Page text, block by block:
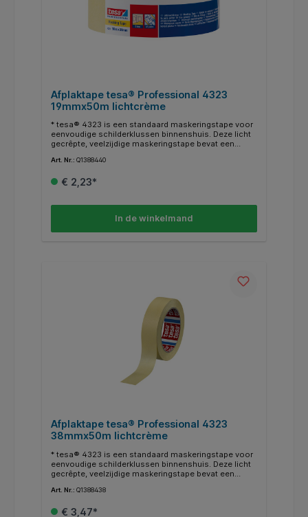
Afplaktape tesa® Professional 4323
19mmx50m lichtcrème
* tesa® 4323 is een standaard maskeringstape voor
eenvoudige schilderklussen binnenshuis. Deze licht
gecrêpte, veelzijdige maskeringstape bevat een
veeleisende schilderklussen (bijv. voor wat betreft de
maskeringstape zorgt voor precieze randen tijdens
van maskeringsmaterialen. * Sluiten, verpakken,
markeren.
Art. Nr.: Q1388440
€ 2,23*
In de winkelmand
Afplaktape tesa® Professional 4323
38mmx50m lichtcrème
* tesa® 4323 is een standaard maskeringstape voor
eenvoudige schilderklussen binnenshuis. Deze licht
gecrêpte, veelzijdige maskeringstape bevat een
veeleisende schilderklussen (bijv. voor wat betreft de
maskeringstape zorgt voor precieze randen tijdens
Art. Nr.: Q1388438
€ 3,47*